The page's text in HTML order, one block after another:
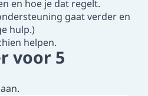
en hoe je dat regelt.
gaat verder en
hulp.)
helpen.
voor 5